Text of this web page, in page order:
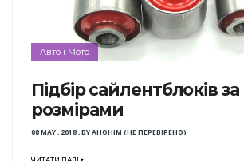
Авто і Мото
Підбір сайлентблоків за
розмірами
08 MAY , 2018,BYАНОНІМ (НЕ ПЕРЕВІРЕНО)